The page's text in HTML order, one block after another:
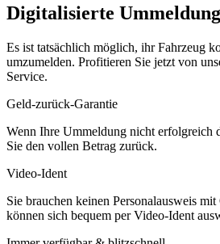
Digitalisierte Ummeldung
Es ist tatsächlich möglich, ihr Fahrzeug
umzumelden. Profitieren Sie jetzt von
Service.
Geld-zurück-Garantie
Wenn Ihre Ummeldung nicht erfolgreich
Sie den vollen Betrag zurück.
Video-Ident
Sie brauchen keinen Personalausweis
können sich bequem per Video-Ident